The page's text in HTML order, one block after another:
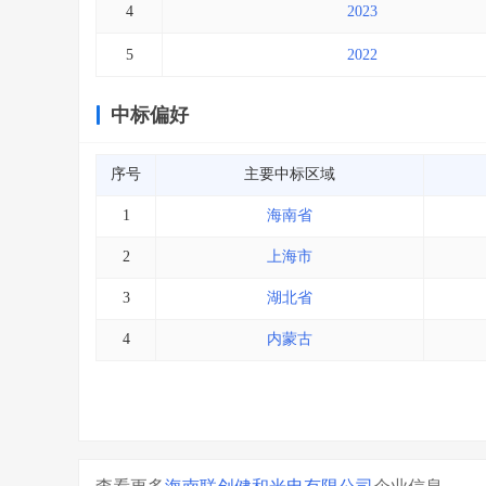
4 2023
5 2022
中标偏好
序号 主要中标区域
1 海南省
2 上海市
3 湖北省
4 内蒙古